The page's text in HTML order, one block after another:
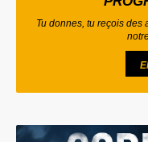
Tu donnes, tu reçois des